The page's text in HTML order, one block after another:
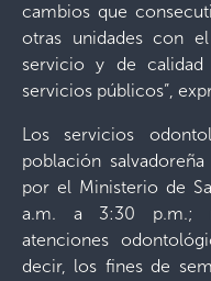
cambios que
otras unidades con
servicio y de calidad
servicios públicos”,
Los servicios
población
por el Ministerio de
a.m. a 3:30 p.m.;
atenciones
decir, los fines de